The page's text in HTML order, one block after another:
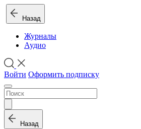
Назад
Журналы
Аудио
Войти Оформить подписку
Назад